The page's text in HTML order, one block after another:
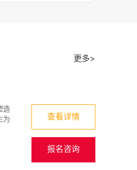
更多>
造
为
查看详情
报名咨询